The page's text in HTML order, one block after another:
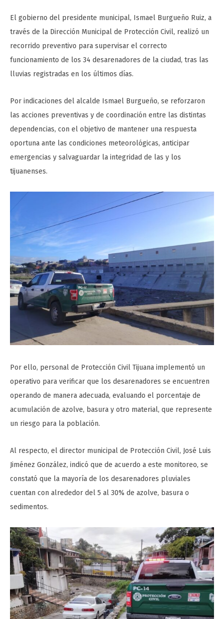
El gobierno del presidente municipal, Ismael Burgueño Ruiz, a
través de la Dirección Municipal de Protección Civil, realizó un
recorrido preventivo para supervisar el correcto
funcionamiento de los 34 desarenadores de la ciudad, tras las
lluvias registradas en los últimos días.
Por indicaciones del alcalde Ismael Burgueño, se reforzaron
las acciones preventivas y de coordinación entre las distintas
dependencias, con el objetivo de mantener una respuesta
oportuna ante las condiciones meteorológicas, anticipar
emergencias y salvaguardar la integridad de las y los
tijuanenses.
Por ello, personal de Protección Civil Tijuana implementó un
operativo para verificar que los desarenadores se encuentren
operando de manera adecuada, evaluando el porcentaje de
acumulación de azolve, basura y otro material, que represente
un riesgo para la población.
Al respecto, el director municipal de Protección Civil, José Luis
Jiménez González, indicó que de acuerdo a este monitoreo, se
constató que la mayoría de los desarenadores pluviales
cuentan con alrededor del 5 al 30% de azolve, basura o
sedimentos.